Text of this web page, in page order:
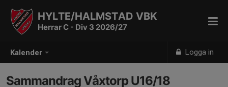
Kalender Logga in
HYLTE/HALMSTAD VBK
Herrar C - Div 3 2026/27
Sammandrag Våxtorp U16/18